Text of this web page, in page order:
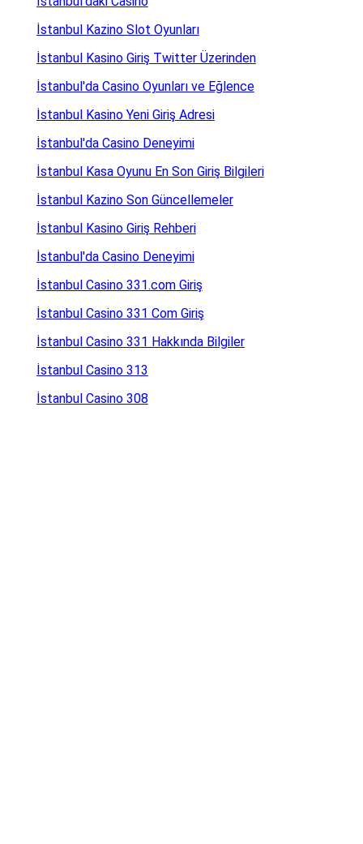
İstanbul Kazino Slot Oyunları
İstanbul Kasino Giriş Twitter Üzerinden
İstanbul'da Casino Oyunları ve Eğlence
İstanbul Kasino Yeni Giriş Adresi
İstanbul'da Casino Deneyimi
İstanbul Kasa Oyunu En Son Giriş Bilgileri
İstanbul Kazino Son Güncellemeler
İstanbul Kasino Giriş Rehberi
İstanbul'da Casino Deneyimi
İstanbul Casino 331.com Giriş
İstanbul Casino 331 Com Giriş
İstanbul Casino 331 Hakkında Bilgiler
İstanbul Casino 313
İstanbul Casino 308